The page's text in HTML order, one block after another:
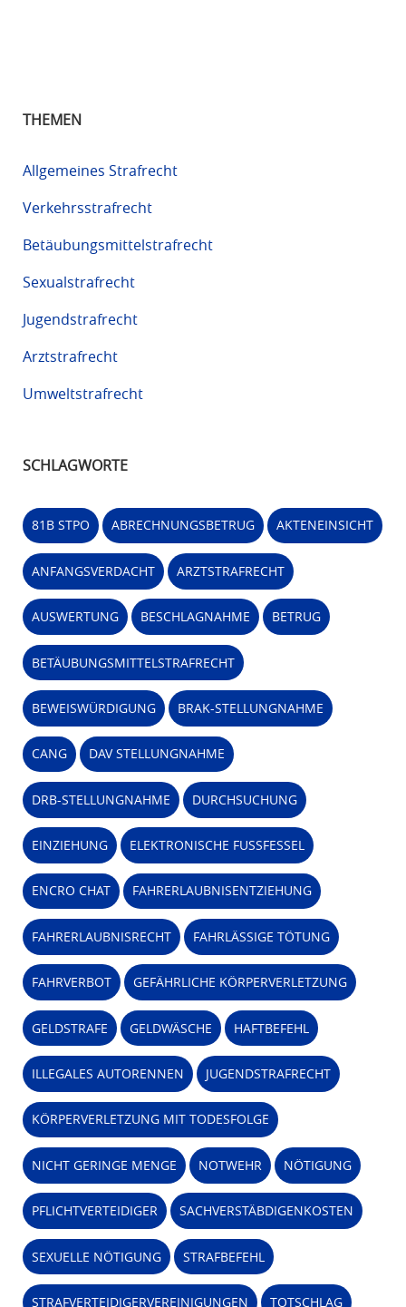
THEMEN
Allgemeines Strafrecht
Verkehrsstrafrecht
Betäubungsmittelstrafrecht
Sexualstrafrecht
Jugendstrafrecht
Arztstrafrecht
Umweltstrafrecht
SCHLAGWORTE
81B STPO ABRECHNUNGSBETRUG AKTENEINSICHT
ANFANGSVERDACHT ARZTSTRAFRECHT
AUSWERTUNG BESCHLAGNAHME BETRUG
BETÄUBUNGSMITTELSTRAFRECHT
BEWEISWÜRDIGUNG BRAK-STELLUNGNAHME
CANG DAV STELLUNGNAHME
DRB-STELLUNGNAHME DURCHSUCHUNG
EINZIEHUNG ELEKTRONISCHE FUSSFESSEL
ENCRO CHAT FAHRERLAUBNISENTZIEHUNG
FAHRERLAUBNISRECHT FAHRLÄSSIGE TÖTUNG
FAHRVERBOT GEFÄHRLICHE KÖRPERVERLETZUNG
GELDSTRAFE GELDWÄSCHE HAFTBEFEHL
ILLEGALES AUTORENNEN JUGENDSTRAFRECHT
KÖRPERVERLETZUNG MIT TODESFOLGE
NICHT GERINGE MENGE NOTWEHR NÖTIGUNG
PFLICHTVERTEIDIGER SACHVERSTÄBDIGENKOSTEN
SEXUELLE NÖTIGUNG STRAFBEFEHL
STRAFVERTEIDIGERVEREINIGUNGEN TOTSCHLAG